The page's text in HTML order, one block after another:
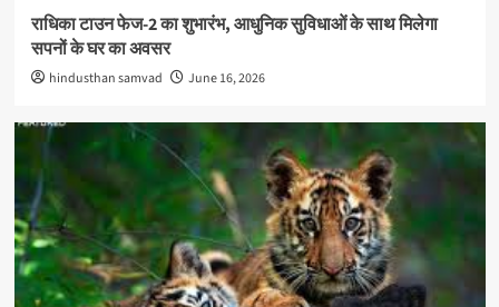
राधिका टाउन फेज-2 का शुभारंभ, आधुनिक सुविधाओं के साथ मिलेगा
सपनों के घर का अवसर
hindusthan samvad June 16, 2026